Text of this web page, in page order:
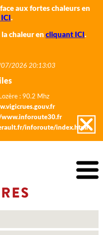
aux fortes chaleurs en
.
chaleur en cliquant ICI.
07/2026 20:13:03
: 90.2 Mhz
inforoute/index.html